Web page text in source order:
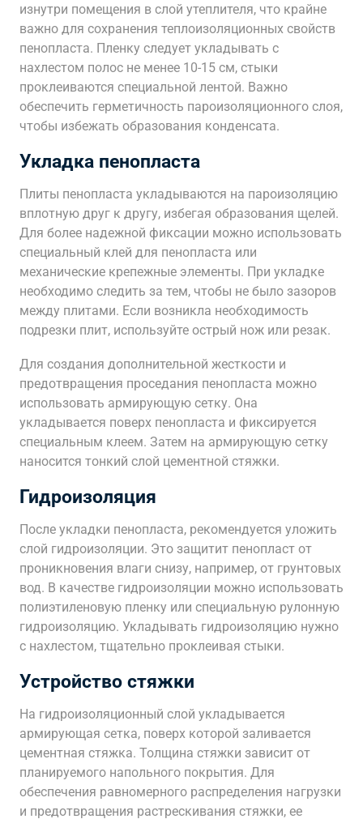
изнутри помещения в слой утеплителя, что крайне
важно для сохранения теплоизоляционных свойств
пенопласта. Пленку следует укладывать с
нахлестом полос не менее 10-15 см, стыки
проклеиваются специальной лентой. Важно
обеспечить герметичность пароизоляционного слоя,
чтобы избежать образования конденсата.
Укладка пенопласта
Плиты пенопласта укладываются на пароизоляцию
вплотную друг к другу, избегая образования щелей.
Для более надежной фиксации можно использовать
специальный клей для пенопласта или
механические крепежные элементы. При укладке
необходимо следить за тем, чтобы не было зазоров
между плитами. Если возникла необходимость
подрезки плит, используйте острый нож или резак.
Для создания дополнительной жесткости и
предотвращения проседания пенопласта можно
использовать армирующую сетку. Она
укладывается поверх пенопласта и фиксируется
специальным клеем. Затем на армирующую сетку
наносится тонкий слой цементной стяжки.
Гидроизоляция
После укладки пенопласта, рекомендуется уложить
слой гидроизоляции. Это защитит пенопласт от
проникновения влаги снизу, например, от грунтовых
вод. В качестве гидроизоляции можно использовать
полиэтиленовую пленку или специальную рулонную
гидроизоляцию. Укладывать гидроизоляцию нужно
с нахлестом, тщательно проклеивая стыки.
Устройство стяжки
На гидроизоляционный слой укладывается
армирующая сетка, поверх которой заливается
цементная стяжка. Толщина стяжки зависит от
планируемого напольного покрытия. Для
обеспечения равномерного распределения нагрузки
и предотвращения растрескивания стяжки, ее